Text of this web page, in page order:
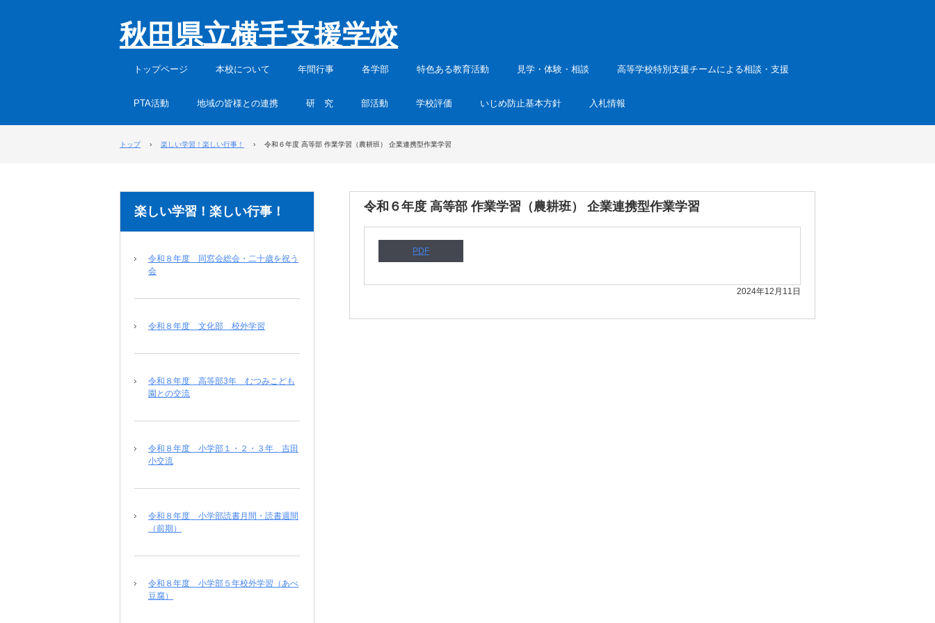
秋田県立横手支援学校
トップページ 本校について 年間行事 各学部 特色ある教育活動 見学・体験・相談 高等学校特別支援チームによる相談・支援
PTA活動 地域の皆様との連携 研 究 部活動 学校評価 いじめ防止基本方針 入札情報
トップ › 楽しい学習！楽しい行事！ › 令和６年度 高等部 作業学習（農耕班） 企業連携型作業学習
令和６年度 高等部 作業学習（農耕班） 企業連携型作業学習
PDF
2024年12月11日
楽しい学習！楽しい行事！
令和８年度 同窓会総会・二十歳を祝う
会
令和８年度 文化部 校外学習
令和８年度 高等部3年 むつみこども
園との交流
令和８年度 小学部１・２・３年 吉田
小交流
令和８年度 小学部読書月間・読書週間
（前期）
令和８年度 小学部５年校外学習（あべ
豆腐）